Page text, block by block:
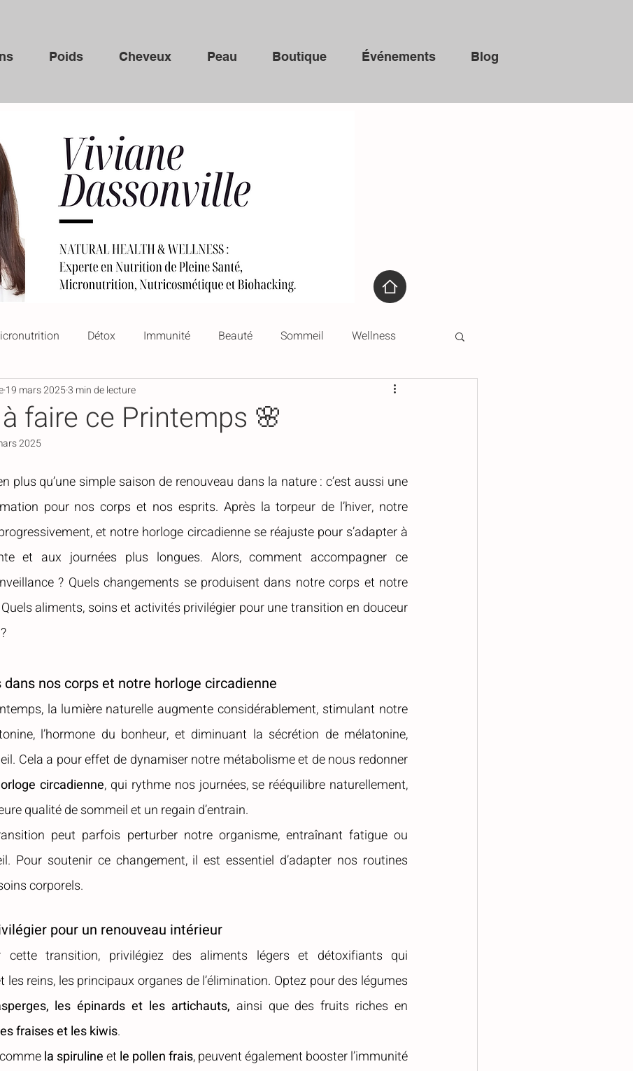
Poids Cheveux Peau Boutique Événements Blog
Détox Immunité Beauté Sommeil Wellness
Recettes Biohacking
faire ce Printemps 🌸
19 mars 20253 min de lecture
2025
plus qu’une simple saison de renouveau dans la nature : c’est aussi une
pour nos corps et nos esprits. Après la torpeur de l’hiver, notre
et notre horloge circadienne se réajuste pour s’adapter à
et aux journées plus longues. Alors, comment accompagner ce
? Quels changements se produisent dans notre corps et notre
aliments, soins et activités privilégier pour une transition en douceur
nos corps et notre horloge circadienne
la lumière naturelle augmente considérablement, stimulant notre
l’hormone du bonheur, et diminuant la sécrétion de mélatonine,
Cela a pour effet de dynamiser notre métabolisme et de nous redonner
circadienne, qui rythme nos journées, se rééquilibre naturellement,
qualité de sommeil et un regain d’entrain.
peut parfois perturber notre organisme, entraînant fatigue ou
Pour soutenir ce changement, il est essentiel d’adapter nos routines
corporels.
pour un renouveau intérieur
cette transition, privilégiez des aliments légers et détoxifiants qui
les reins, les principaux organes de l’élimination. Optez pour des légumes
les épinards et les artichauts, ainsi que des fruits riches en
fraises et les kiwis.
la spiruline et le pollen frais, peuvent également booster l’immunité